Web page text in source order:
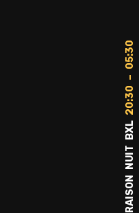
LIVRAISON NUIT BXL
20:30 – 05:30